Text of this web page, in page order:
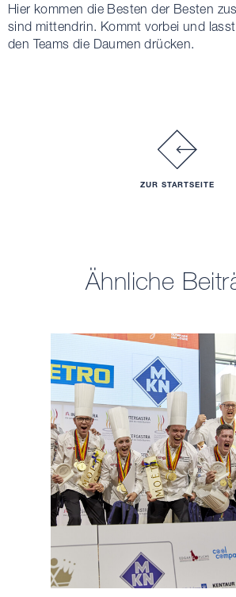
Hier kommen die Besten der Besten
sind mittendrin. Kommt vorbei und
den Teams die Daumen drücken.
ZUR STARTSEITE
Ähnliche